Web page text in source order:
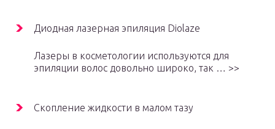
Диодная лазерная эпиляция Diolaze
Лазеры в косметологии используются для
эпиляции волос довольно широко, так … >>
Скопление жидкости в малом тазу